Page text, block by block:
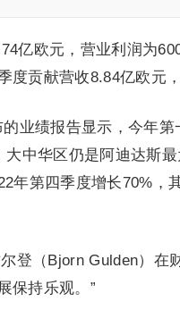
亿欧元，营业利润为
贡献营收8.84亿欧元
业绩报告显示，今年
中华区仍是阿迪达斯
年第四季度增长70%，
登（Bjorn Gulden）在
保持乐观。”